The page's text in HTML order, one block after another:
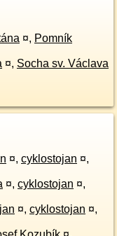
¤, Pomník
¤, Socha sv. Václava
¤, cyklostojan ¤,
¤, cyklostojan ¤,
¤, cyklostojan ¤,